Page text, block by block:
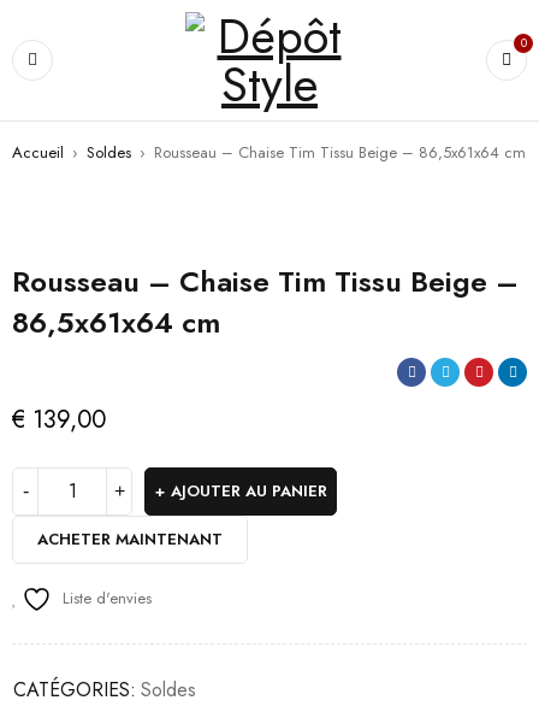
0
Accueil › Soldes › Rousseau – Chaise Tim Tissu Beige – 86,5x61x64 cm
Rousseau – Chaise Tim Tissu Beige –
86,5x61x64 cm
€ 139,00
AJOUTER AU PANIER
ACHETER MAINTENANT
Liste d'envies
CATÉGORIES: Soldes